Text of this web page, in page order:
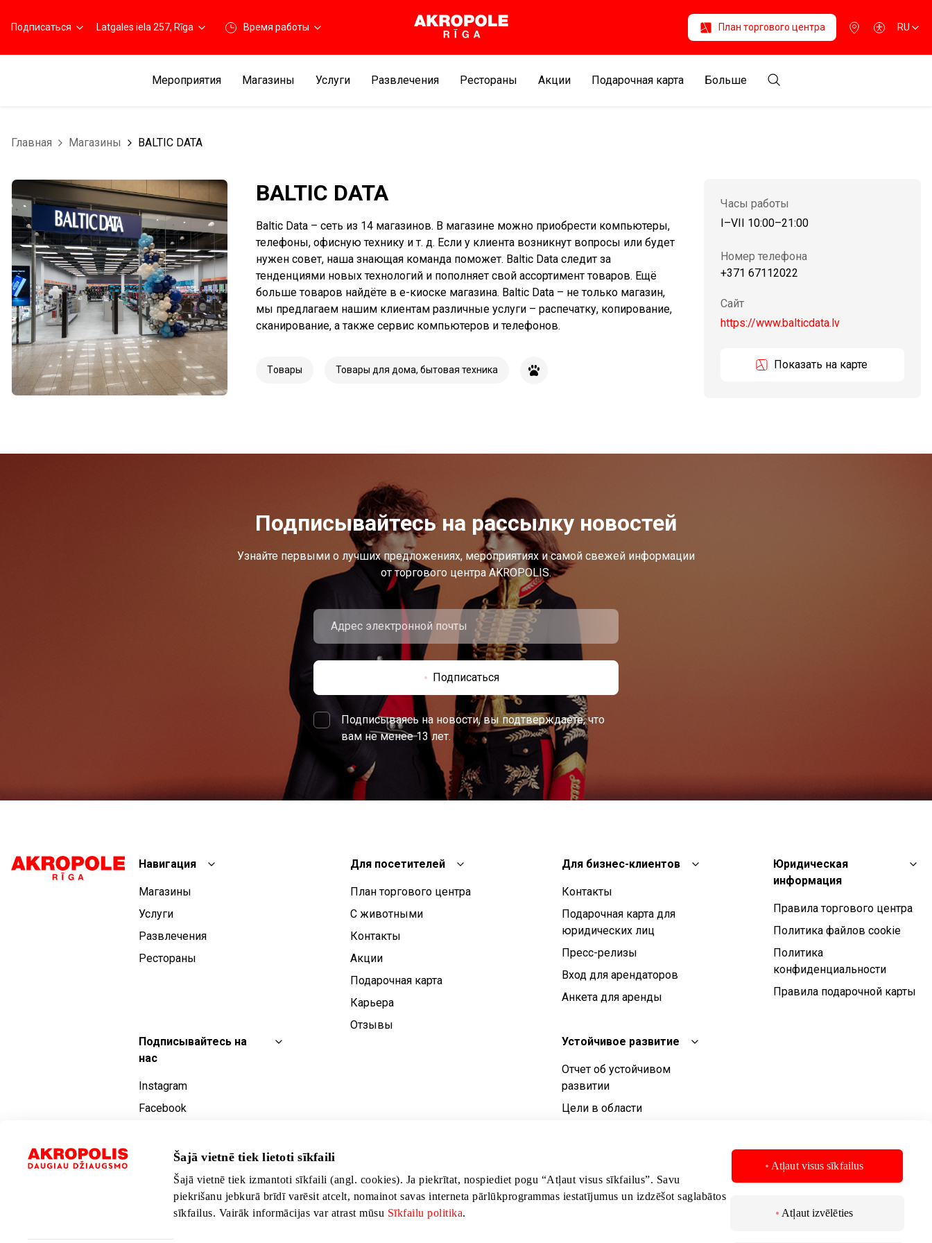
Šajā vietnē tiek lietoti sīkfaili
Šajā vietnē tiek izmantoti sīkfaili (angl. cookies). Ja piekrītat, nospiediet pogu “Atļaut visus sīkfailus”. Savu
piekrišanu jebkurā brīdī varēsit atcelt, nomainot savas interneta pārlūkprogrammas iestatījumus un izdzēšot saglabātos
sīkfailus. Vairāk informācijas var atrast mūsu Sīkfailu politika.
Atļaut visus sīkfailus
Atļaut izvēlēties
Подписаться Latgales iela 257, Rīga Время работы План торгового центра RU
Мероприятия Магазины Услуги Развлечения Рестораны Aкции Подарочная карта Больше
Главная Магазины BALTIC DATA
BALTIC DATA
Baltic Data – сеть из 14 магазинов. В магазине можно приобрести компьютеры,
телефоны, офисную технику и т. д. Если у клиента возникнут вопросы или будет
нужен совет, наша знающая команда поможет. Baltic Data следит за
тенденциями новых технологий и пополняет свой ассортимент товаров. Ещё
больше товаров найдёте в е-киоске магазина. Baltic Data – не только магазин,
мы предлагаем нашим клиентам различные услуги – распечатку, копирование,
сканирование, а также сервис компьютеров и телефонов.
Tовары Товары для дома, бытовая техника
Часы работы
I–VII 10:00–21:00
Номер телефона
+371 67112022
Сайт
https://www.balticdata.lv
Показать на карте
Подписывайтесь на рассылку новостей
Узнайте первыми о лучших предложениях, мероприятиях и самой свежей информации
от торгового центра AKROPOLIS.
Подписаться
Подписываясь на новости, вы подтверждаете, что
вам не менее 13 лет.
Навигация
Магазины
Услуги
Развлечения
Рестораны
Для посетителей
План торгового центра
С животными
Контакты
Aкции
Подарочная карта
Карьера
Отзывы
Для бизнес-клиентов
Контакты
Подарочная карта для
юридических лиц
Пресс-релизы
Вход для арендаторов
Анкета для аренды
Устойчивое развитие
Отчет об устойчивом
развитии
Цели в области
Юридическая
информация
Правила торгового центра
Политика файлов cookie
Политика
конфиденциальности
Правила подарочной карты
Подписывайтесь на
нас
Instagram
Facebook